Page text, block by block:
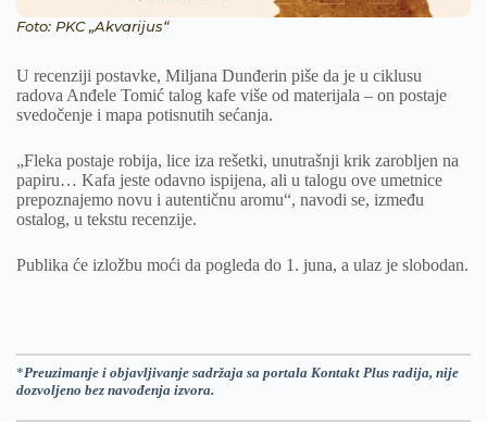
Foto: PKC „Akvarijus“
U recenziji postavke, Miljana Dunđerin piše da je u ciklusu
radova Anđele Tomić talog kafe više od materijala – on postaje
svedočenje i mapa potisnutih sećanja.
„Fleka postaje robija, lice iza rešetki, unutrašnji krik zarobljen na
papiru… Kafa jeste odavno ispijena, ali u talogu ove umetnice
prepoznajemo novu i autentičnu aromu“, navodi se, između
ostalog, u tekstu recenzije.
Publika će izložbu moći da pogleda do 1. juna, a ulaz je slobodan.
*Preuzimanje i objavljivanje sadržaja sa portala Kontakt Plus radija, nije
dozvoljeno bez navođenja izvora.